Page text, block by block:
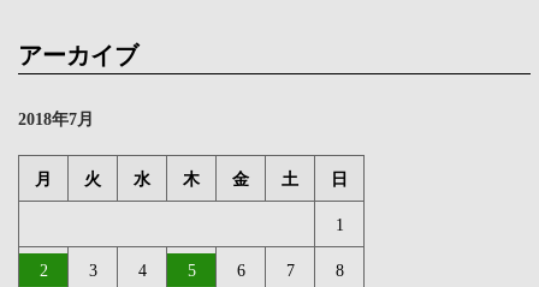
アーカイブ
2018年7月
月 火 水 木 金 土 日
1
2 3 4 5 6 7 8